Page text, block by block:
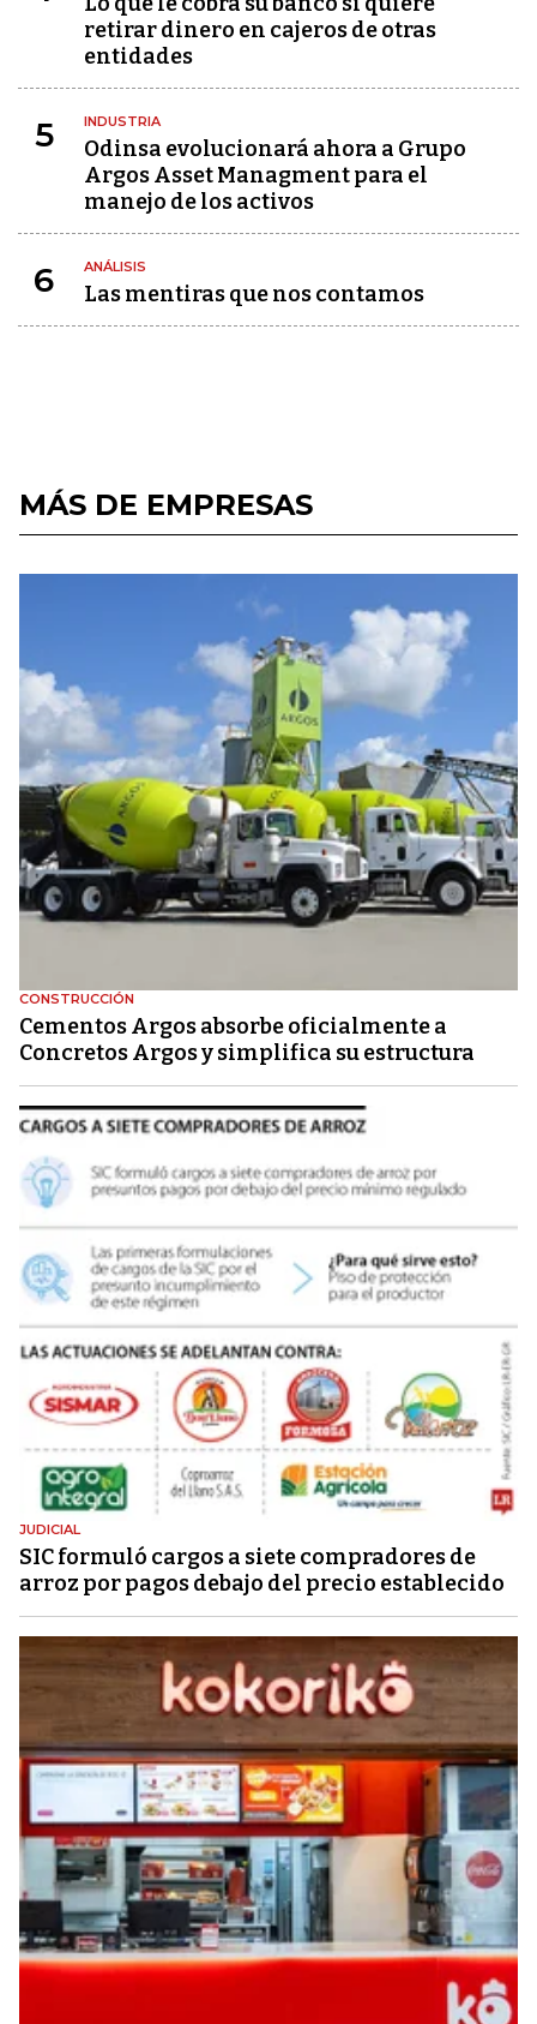
retirar dinero en cajeros de otras
entidades
5 INDUSTRIA
Odinsa evolucionará ahora a Grupo
Argos Asset Managment para el
manejo de los activos
6 ANÁLISIS
Las mentiras que nos contamos
MÁS DE EMPRESAS
CONSTRUCCIÓN
Cementos Argos absorbe oficialmente a
Concretos Argos y simplifica su estructura
JUDICIAL
SIC formuló cargos a siete compradores de
arroz por pagos debajo del precio establecido